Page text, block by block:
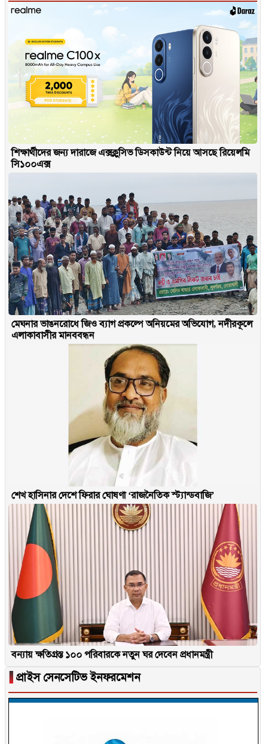
শিক্ষার্থীদের জন্য দারাজে এক্সক্লুসিভ ডিসকাউন্ট নিয়ে আসছে রিয়েলমি
সি১০০এক্স
মেঘনার ভাঙনরোধে জিও ব্যাগ প্রকল্পে অনিয়মের অভিযোগ, নদীরকূলে
এলাকাবাসীর মানববন্ধন
শেখ হাসিনার দেশে ফিরার ঘোষণা ‘রাজনৈতিক স্ট্যান্ডবাজি’
বন্যায় ক্ষতিগ্রস্ত ১০০ পরিবারকে নতুন ঘর দেবেন প্রধানমন্ত্রী
▐ প্রাইস সেনসেটিভ ইনফরমেশন